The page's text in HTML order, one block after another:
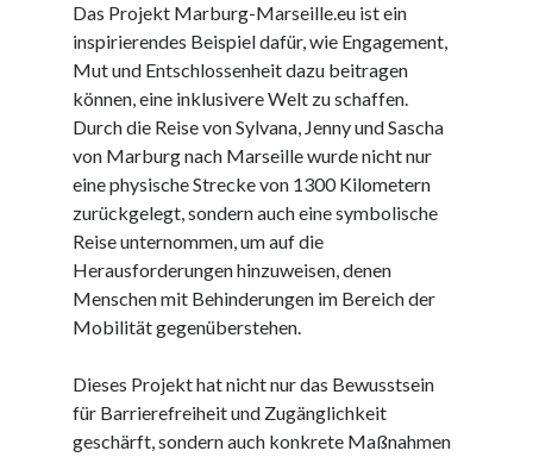
Dezember 2024
November 2024
Oktober 2024
September 2024
August 2024
Juli 2024
Juni 2024
Mai 2024
April 2024
März 2024
Februar 2024
Januar 2024
November 2023
Das Projekt Marburg-Marseille.eu ist ein
inspirierendes Beispiel dafür, wie Engagement,
Mut und Entschlossenheit dazu beitragen
können, eine inklusivere Welt zu schaffen.
Durch die Reise von Sylvana, Jenny und Sascha
von Marburg nach Marseille wurde nicht nur
eine physische Strecke von 1300 Kilometern
zurückgelegt, sondern auch eine symbolische
Reise unternommen, um auf die
Herausforderungen hinzuweisen, denen
Menschen mit Behinderungen im Bereich der
Mobilität gegenüberstehen.
Dieses Projekt hat nicht nur das Bewusstsein
für Barrierefreiheit und Zugänglichkeit
geschärft, sondern auch konkrete Maßnahmen